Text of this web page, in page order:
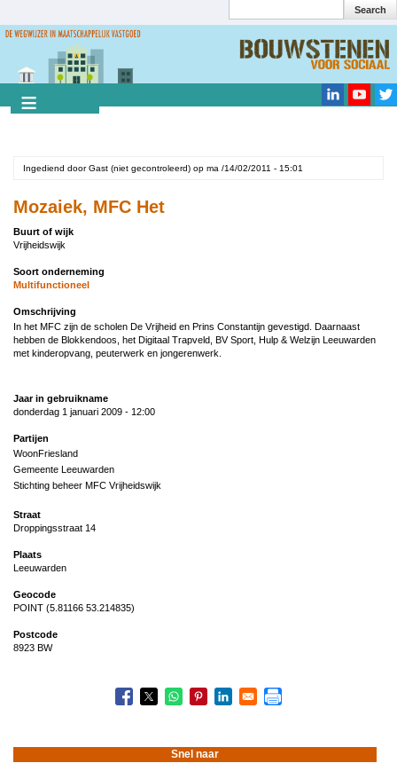
naar
gaan
Search
Ingediend doorGast (niet gecontroleerd) op ma /14/02/2011 - 15:01
Mozaiek, MFC Het
Buurt of wijk
Vrijheidswijk
Soort onderneming
Multifunctioneel
Omschrijving
In het MFC zijn de scholen De Vrijheid en Prins Constantijn gevestigd. Daarnaast
hebben de Blokkendoos, het Digitaal Trapveld, BV Sport, Hulp & Welzijn Leeuwarden
met kinderopvang, peuterwerk en jongerenwerk.
Jaar in gebruikname
donderdag 1 januari 2009 - 12:00
Partijen
WoonFriesland
Gemeente Leeuwarden
Stichting beheer MFC Vrijheidswijk
Straat
Droppingsstraat 14
Plaats
Leeuwarden
Geocode
POINT (5.81166 53.214835)
Postcode
8923 BW
Snel naar